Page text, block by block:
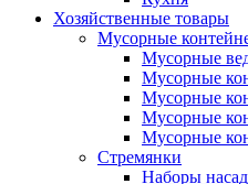
Хозяйственные товары
Мусорные
Мусорные
Мусорные
Мусорные
Мусорные
Мусорные
Стремянки
Наборы